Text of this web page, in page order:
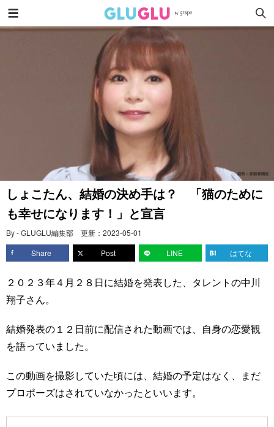
しょこたん、結婚の決め手は？ 「猫のために
も幸せになります！」と宣言
By - GLUGLU編集部 更新： 2023-05-01
Share
Post LINE はてな
２０２３年４月２８日に結婚を発表した、タレントの中川
翔子さん。
結婚発表の１２日前に配信された動画では、自身の恋愛観
を語っていました。
この動画を撮影していた頃には、結婚の予定はなく、まだ
プロポーズはされていなかったといいます。